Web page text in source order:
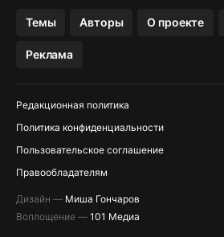
Темы Авторы О проекте
Реклама
Редакционная политика
Политика конфиденциальности
Пользовательское соглашение
Правообладателям
Дизайн — Миша Гончаров
Воплощение — 101 Медиа